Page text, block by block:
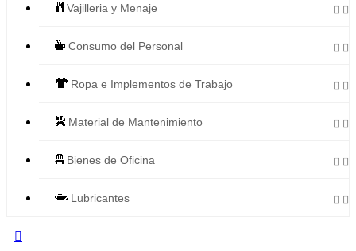
Vajilleria y Menaje  
Consumo del Personal  
Ropa e Implementos de Trabajo  
Material de Mantenimiento  
Bienes de Oficina  
Lubricantes  
